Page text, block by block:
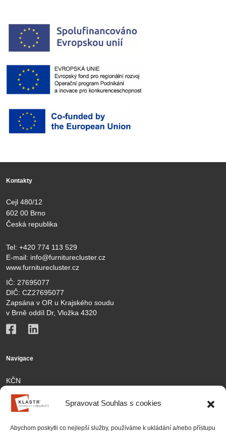
Spravovat Souhlas s cookies
Abychom poskytli co nejlepší služby, používáme k ukládání a/nebo přístupu
Kontakty
Cejl 480/12
602 00 Brno
Česká republika
Tel: +420 774 113 529
E-mail: info@furniturecluster.cz
www.furniturecluster.cz
IČ: 27695077
DIČ: CZ27695077
Zapsána v OR u Krajského soudu
v Brně oddíl Dr, Vložka 4320
Navigace
KČN
Členové
Kontakt